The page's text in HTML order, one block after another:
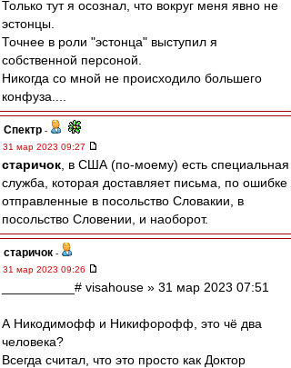
Только тут я осознал, что вокруг меня явно не
эстонцы.
Точнее в роли "эстонца" выступил я
собственной персоной.
Никогда со мной не происходило большего
конфуза....
Спектр -
31 мар 2023 09:27
старичок , в США (по-моему) есть специальная
служба, которая доставляет письма, по ошибке
отправленные в посольство Словакии, в
посольство Словении, и наоборот.
старичок -
31 мар 2023 09:26
__________# visahouse » 31 мар 2023 07:51
А Никодимофф и Никифорофф, это чё два
человека?
Всегда считал, что это просто как Доктор